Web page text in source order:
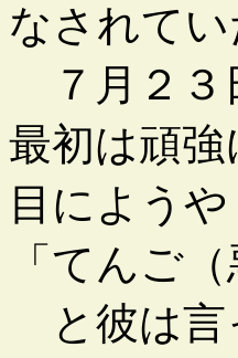
なされて
７月２３
最初は頑
目によう
「てんご
と彼は言